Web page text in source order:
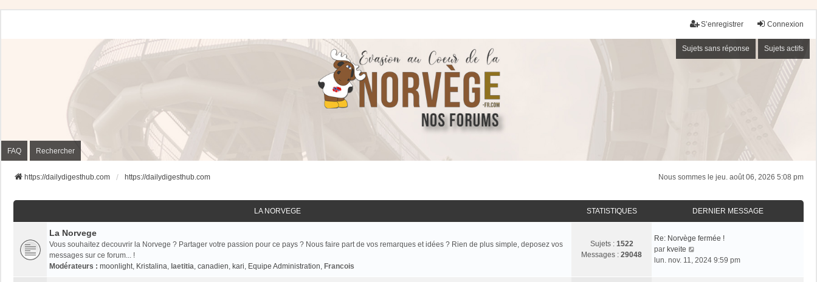
Connexion
S’enregistrer
Sujets sans réponse Sujets actifs
FAQ Rechercher
Nous sommes le jeu. août 06, 2026 5:08 pm
https://dailydigesthub.com https://dailydigesthub.com
LA NORVEGE STATISTIQUES DERNIER MESSAGE
La Norvege
Vous souhaitez decouvrir la Norvege ? Partager votre passion pour ce pays ? Nous faire part de vos remarques et idées ? Rien de plus simple, deposez vos
messages sur ce forum... !
Modérateurs : moonlight, Kristalina, laetitia, canadien, kari, Equipe Administration, Francois
Sujets : 1522
Messages : 29048
Re: Norvège fermée !
par kveite
o
lun. nov. 11, 2024 9:59 pm